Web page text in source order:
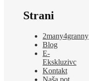
Strani
2many4granny
Blog
E-
Ekskluzivc
Kontakt
Naša pot